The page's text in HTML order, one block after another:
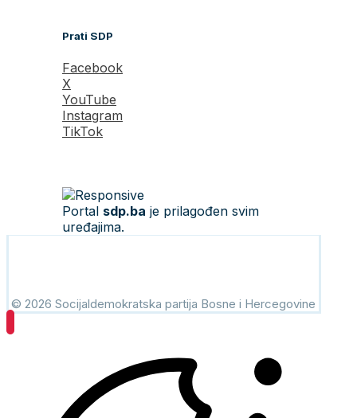
Prati SDP
Facebook
X
YouTube
Instagram
TikTok
Portal sdp.ba je prilagođen svim
uređajima.
© 2026 Socijaldemokratska partija Bosne i Hercegovine